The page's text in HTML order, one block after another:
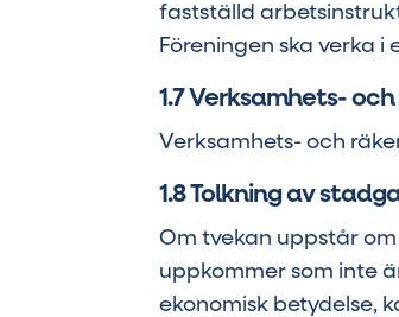
fastställd
Föreningen ska verka
1.7 Verksamhets-
Verksamhets- och
1.8 Tolkning av
Om tvekan uppstår
uppkommer som inte
ekonomisk betydelse,